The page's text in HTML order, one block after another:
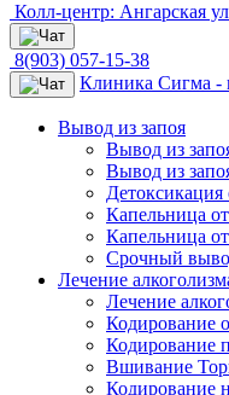
Колл-центр: Ангарская
8(903) 057-15-38
Клиника Сигма -
Вывод из запоя
Вывод из
Вывод из
Детоксикация
Капельница
Капельница
Срочный
Лечение
Лечение
Кодирование
Кодирование
Вшивание
Кодирование